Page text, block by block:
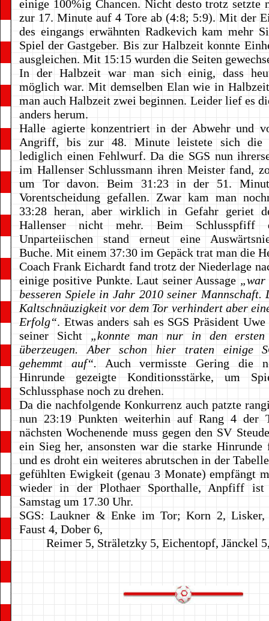
einige 100%ig Chancen. Nicht desto trotz setzte
zur 17. Minute auf 4 Tore ab (4:8; 5:9). Mit der
des eingangs erwähnten Radkevich kam mehr
Spiel der Gastgeber. Bis zur Halbzeit konnte
ausgleichen. Mit 15:15 wurden die Seiten
In der Halbzeit war man sich einig, dass
möglich war. Mit demselben Elan wie in
man auch Halbzeit zwei beginnen. Leider lief es
anders herum.
Halle agierte konzentriert in der Abwehr und
Angriff, bis zur 48. Minute leistete sich die
lediglich einen Fehlwurf. Da die SGS nun
im Hallenser Schlussmann ihren Meister fand,
um Tor davon. Beim 31:23 in der 51.
Vorentscheidung gefallen. Zwar kam man
33:28 heran, aber wirklich in Gefahr geriet
Hallenser nicht mehr. Beim Schlusspfiff
Unparteiischen stand erneut eine
Buche. Mit einem 37:30 im Gepäck trat man die
Coach Frank Eichardt fand trotz der Niederlage
einige positive Punkte. Laut seiner Aussage „war
besseren Spiele in Jahr 2010 seiner Mannschaft.
Kaltschnäuzigkeit vor dem Tor verhindert aber
Erfolg“. Etwas anders sah es SGS Präsident
seiner Sicht „konnte man nur in den
überzeugen. Aber schon hier traten einige
gehemmt auf“. Auch vermisste Gering die
Hinrunde gezeigte Konditionsstärke, um
Schlussphase noch zu drehen.
Da die nachfolgende Konkurrenz auch patzte
nun 23:19 Punkten weiterhin auf Rang 4 der
nächsten Wochenende muss gegen den SV
ein Sieg her, ansonsten war die starke
und es droht ein weiteres abrutschen in der
gefühlten Ewigkeit (genau 3 Monate) empfängt
wieder in der Plothaer Sporthalle, Anpfiff
Samstag um 17.30 Uhr.
SGS: Laukner & Enke im Tor; Korn 2,
Faust 4, Dober 6,
Reimer 5, Sträletzky 5, Eichentopf, Jänckel 5,